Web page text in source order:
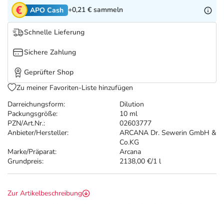
Tierapotheke
Vitamine & Mineralstoffe
Marken
Salus Deals
Darreichungsform:
Dilution
Packungsgröße:
10 ml
PZN/Art.Nr.:
02603777
Anbieter/Hersteller:
ARCANA Dr. Sewerin GmbH &
Co.KG
Marke/Präparat:
Arcana
Grundpreis:
2138,00 €/1 l
APO Cash +0,21 € sammeln
Schnelle Lieferung
Sichere Zahlung
Geprüfter Shop
Zu meiner Favoriten-Liste hinzufügen
Zur Artikelbeschreibung